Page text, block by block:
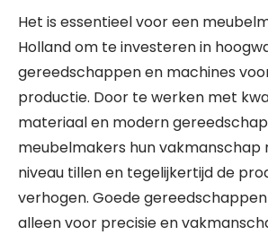
Het is essentieel voor een
Holland om te investeren in
gereedschappen en machines
productie. Door te werken met
materiaal en modern
meubelmakers hun vakmanschap
niveau tillen en tegelijkertijd de
verhogen. Goede
alleen voor precisie en